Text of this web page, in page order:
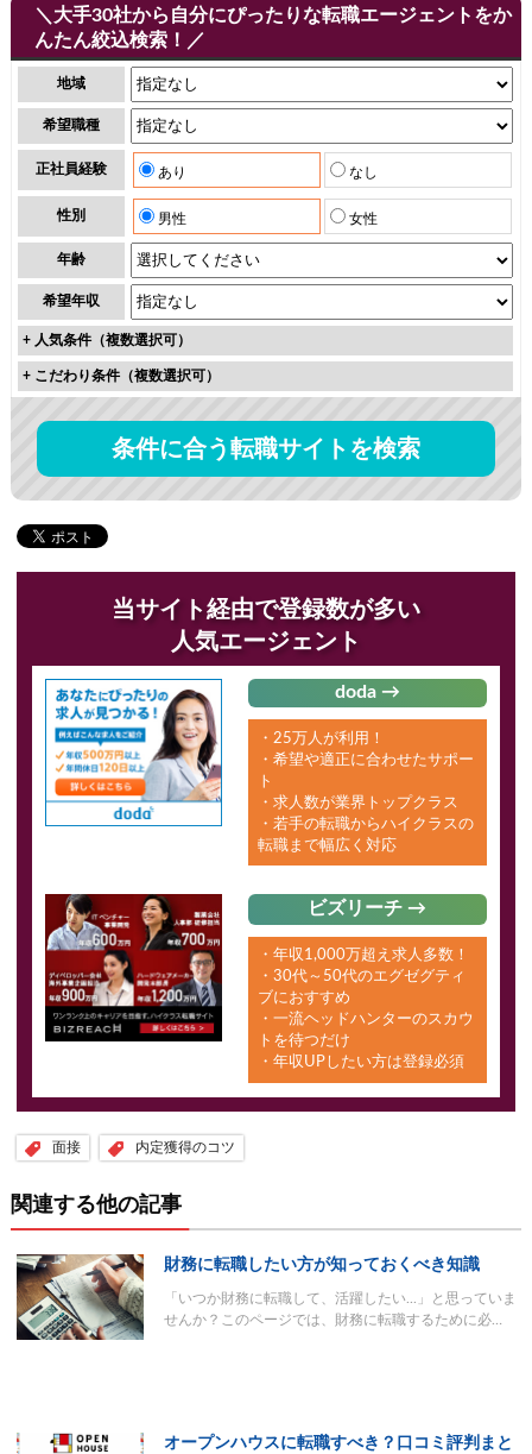
＼大手30社から自分にぴったりな転職エージェントをか
んたん絞込検索！／
地域
希望職種
正社員経験 あり なし
性別 男性 女性
年齢
希望年収
+ 人気条件（複数選択可）
+ こだわり条件（複数選択可）
条件に合う転職サイトを検索
当サイト経由で登録数が多い
人気エージェント
doda →
・25万人が利用！
・希望や適正に合わせたサポー
ト
・求人数が業界トップクラス
・若手の転職からハイクラスの
転職まで幅広く対応
ビズリーチ →
・年収1,000万超え求人多数！
・30代～50代のエグゼグティ
ブにおすすめ
・一流ヘッドハンターのスカウ
トを待つだけ
・年収UPしたい方は登録必須
面接 内定獲得のコツ
関連する他の記事
財務に転職したい方が知っておくべき知識
「いつか財務に転職して、活躍したい...」と思っていま
せんか？このページでは、財務に転職するために必…
オープンハウスに転職すべき？口コミ評判まと